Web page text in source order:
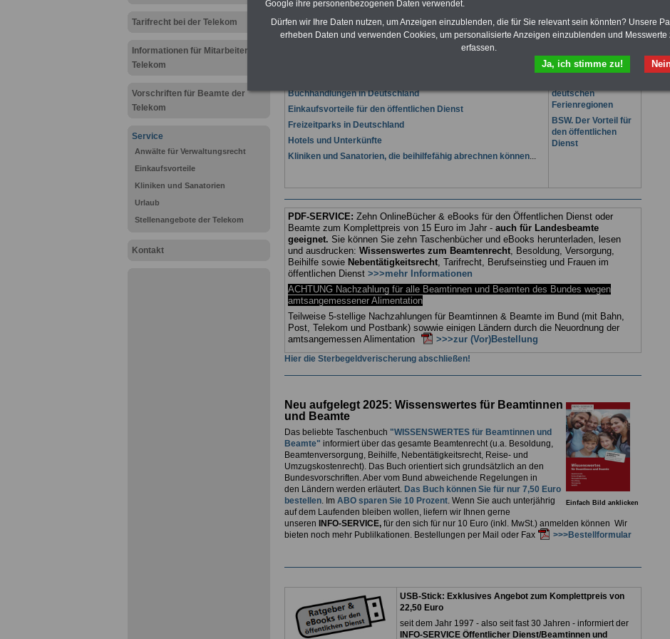
Tarifrecht bei der Telekom
Informationen für Mitarbeiter der
Telekom
Vorschriften für Beamte der
Telekom
Service
Anwälte für Verwaltungsrecht
Einkaufsvorteile
Kliniken und Sanatorien
Urlaub
Stellenangebote der Telekom
Kontakt
online.deIwww.beamtenversorgung-online.de
Hier finden Beamte und Arbeitnehmer der Telekom AG wertvolle Tipps und Hinweise:
Buchhandlungen in Deutschland
Einkaufsvorteile für den öffentlichen Dienst
Freizeitparks in Deutschland
Hotels und Unterkünfte
Kliniken und Sanatorien, die beihilfefähig abrechnen können...
Schulbuchverlage in
Deutschland
deutschen
Ferienregionen
BSW. Der Vorteil für
den öffentlichen
Dienst
PDF-SERVICE: Zehn OnlineBücher & eBooks für den Öffentlichen Dienst oder
Beamte zum Komplettpreis von 15 Euro im Jahr -auch für Landesbeamte
geeignet. Sie können Sie zehn Taschenbücher und eBooks herunterladen, lesen
und ausdrucken: Wissenswertes zum Beamtenrecht, Besoldung, Versorgung,
Beihilfe sowie Nebentätigkeitsrecht, Tarifrecht, Berufseinstieg und Frauen im
öffentlichen Dienst >>>mehr Informationen
ACHTUNG Nachzahlung für alle Beamtinnen und Beamten des Bundes wegen
amtsangemessener Alimentation
Teilweise 5-stellige Nachzahlungen für Beamtinnen & Beamte im Bund (mit Bahn,
Post, Telekom und Postbank) sowwie einigen Ländern durch die Neuordnung der
amtsangemessen Alimentation
>>>zur (Vor)Bestellung
Hier die Sterbegeldverischerung abschließen!
Einfach Bild anklicken
Neu aufgelegt 2025: Wissenswertes für Beamtinnen
und Beamte
Das beliebte Taschenbuch "WISSENSWERTES für Beamtinnen und
Beamte" informiert über das gesamte Beamtenrecht (u.a. Besoldung,
Beamtenversorgung, Beihilfe, Nebentätigkeitsrecht, Reise- und
Umzugskostenrecht). Das Buch orientiert sich grundsätzlich an den
Bundesvorschriften. Aber vom Bund abweichende Regelungen in
den Ländern werden erläutert. Das Buch können Sie für nur 7,50 Euro
bestellen. Im ABO sparen Sie 10 Prozent. Wenn Sie auch unterjährig
auf dem Laufenden bleiben wollen, liefern wir Ihnen gerne
unseren
INFO-SERVICE, für den sich für nur 10 Euro (inkl. MwSt.) anmelden können Wir
bieten noch mehr Publilkationen. Bestellungen per Mail oder Fax
>>>Bestellformular
USB-Stick: Exklusives Angebot zum Komplettpreis von
22,50 Euro
seit dem Jahr 1997 - also seit fast 30 Jahren - informiert der
INFO-SERVICE Öffentlicher Dienst/Beamtinnen und
Google ihre personenbezogenen Daten verwendet.
Dürfen wir Ihre Daten nutzen, um Anzeigen einzublenden, die für Sie relevant sein könnten? Unsere
erheben Daten und verwenden Cookies, um personalisierte Anzeigen einzublenden und Messwerte
erfassen.
Ja, ich stimme zu!